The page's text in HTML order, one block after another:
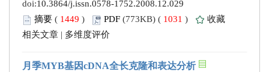
doi:10.3864/j.issn.0578-1752.2008.12.029
摘要 ( 1449 ) PDF (773KB) ( 1031 )
收藏
相关文章 | 多维度评价
月季MYB基因cDNA全长克隆和表达分析